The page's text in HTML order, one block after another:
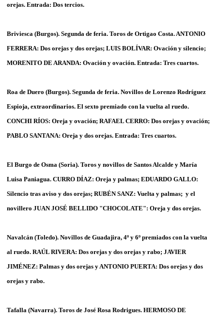
orejas. Entrada: Dos tercios.
Briviesca (Burgos). Segunda de feria. Toros de Ortigao Costa. ANTONIO
FERRERA: Dos orejas y dos orejas; LUIS BOLÍVAR: Ovación y silencio;
MORENITO DE ARANDA: Ovación y ovación. Entrada: Tres cuartos.
Roa de Duero (Burgos). Segunda de feria. Novillos de Lorenzo Rodríguez
Espioja, extraordinarios. El sexto premiado con la vuelta al ruedo.
CONCHI RÍOS: Oreja y ovación; RAFAEL CERRO: Dos orejas y ovación;
PABLO SANTANA: Oreja y dos orejas. Entrada: Tres cuartos.
El Burgo de Osma (Soria). Toros y novillos de Santos Alcalde y María
Luisa Paniagua. CURRO DÍAZ: Oreja y palmas; EDUARDO GALLO:
Silencio tras aviso y dos orejas; RUBÉN SANZ: Vuelta y palmas; y el
novillero JUAN JOSÉ BELLIDO "CHOCOLATE": Oreja y dos orejas.
Navalcán (Toledo). Novillos de Guadajira, 4º y 6º premiados con la vuelta
al ruedo. RAÚL RIVERA: Dos orejas y dos orejas y rabo; JAVIER
JIMÉNEZ: Palmas y dos orejas y ANTONIO PUERTA: Dos orejas y dos
orejas y rabo.
Tafalla (Navarra). Toros de José Rosa Rodrigues. HERMOSO DE